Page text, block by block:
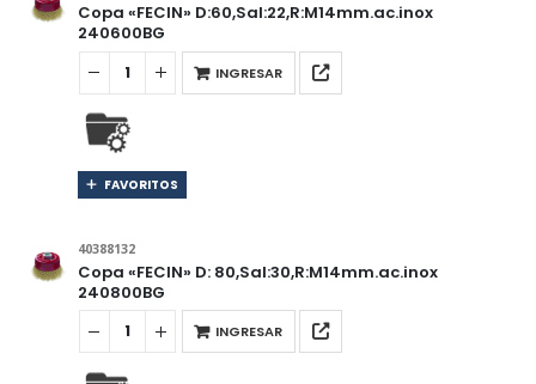
Copa «FECIN» D:60,Sal:22,R:M14mm.ac.inox
240600BG
INGRESAR
FAVORITOS
40388132
Copa «FECIN» D: 80,Sal:30,R:M14mm.ac.inox
240800BG
INGRESAR